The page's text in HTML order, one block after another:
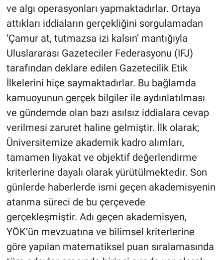
ve algı operasyonları yapmaktadırlar. Ortaya
attıkları iddiaların gerçekliğini sorgulamadan
‘Çamur at, tutmazsa izi kalsın’ mantığıyla
Uluslararası Gazeteciler Federasyonu (IFJ)
tarafından deklare edilen Gazetecilik Etik
İlkelerini hiçe saymaktadırlar. Bu bağlamda
kamuoyunun gerçek bilgiler ile aydınlatılması
ve gündemde olan bazı asılsız iddialara cevap
verilmesi zaruret haline gelmiştir. İlk olarak;
Üniversitemize akademik kadro alımları,
tamamen liyakat ve objektif değerlendirme
kriterlerine dayalı olarak yürütülmektedir. Son
günlerde haberlerde ismi geçen akademisyenin
atanma süreci de bu çerçevede
gerçekleşmiştir. Adı geçen akademisyen,
YÖK’ün mevzuatına ve bilimsel kriterlerine
göre yapılan matematiksel puan sıralamasında